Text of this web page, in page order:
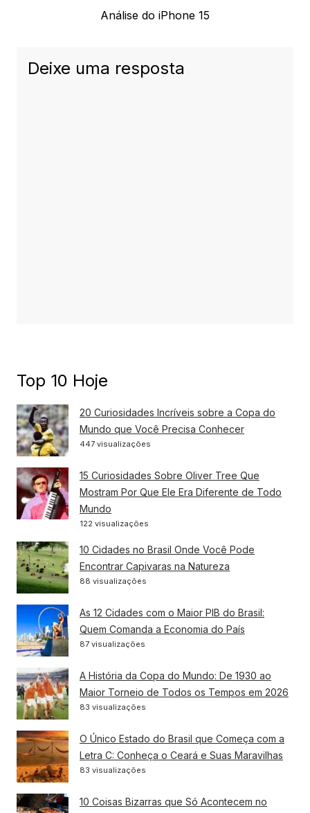
Next
Análise do iPhone 15
Deixe uma resposta
Top 10 Hoje
20 Curiosidades Incríveis sobre a Copa do
Mundo que Você Precisa Conhecer
447 visualizações
15 Curiosidades Sobre Oliver Tree Que
Mostram Por Que Ele Era Diferente de Todo
Mundo
122 visualizações
10 Cidades no Brasil Onde Você Pode
Encontrar Capivaras na Natureza
88 visualizações
As 12 Cidades com o Maior PIB do Brasil:
Quem Comanda a Economia do País
87 visualizações
A História da Copa do Mundo: De 1930 ao
Maior Torneio de Todos os Tempos em 2026
83 visualizações
O Único Estado do Brasil que Começa com a
Letra C: Conheça o Ceará e Suas Maravilhas
83 visualizações
10 Coisas Bizarras que Só Acontecem no